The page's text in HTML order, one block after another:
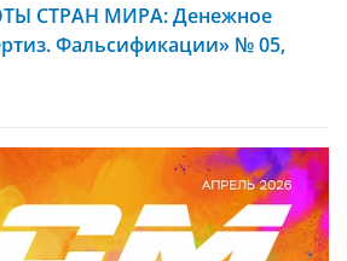
СТРАН МИРА: Денежное
Фальсификации» № 05,